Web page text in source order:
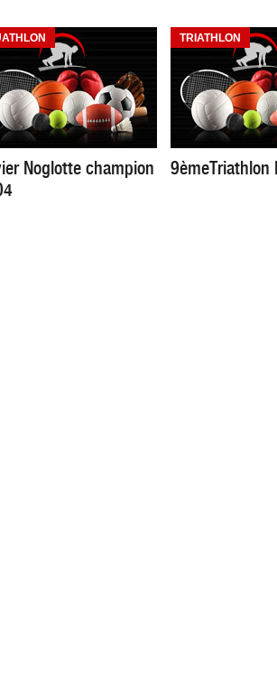
Noglotte champion
TRIATHLON
9èmeTriathlon